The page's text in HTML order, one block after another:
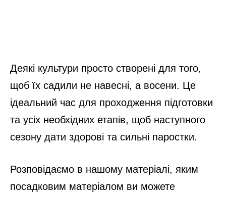
Деякі культури просто створені для того,
щоб їх садили не навесні, а восени. Це
ідеальний час для проходження підготовки
та усіх необхідних етапів, щоб наступного
сезону дати здорові та сильні паростки.
Розповідаємо в нашому матеріалі, яким
посадковим матеріалом ви можете